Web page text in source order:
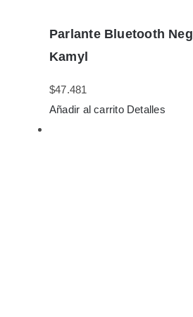
Parlante Bluetooth
Kamyl
$47.481
Añadir al carrito Detalles